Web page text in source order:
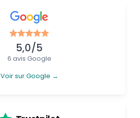
Masques nasaux
37,19 € 41,32 €
5,0/5
6 avis Google
Voir sur Google →